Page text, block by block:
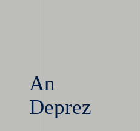
An
Deprez